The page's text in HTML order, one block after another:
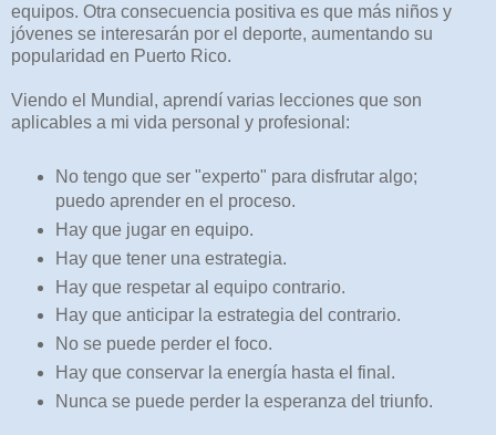
equipos. Otra consecuencia positiva es que más niños y
jóvenes se interesarán por el deporte, aumentando su
popularidad en Puerto Rico.
Viendo el Mundial, aprendí varias lecciones que son
aplicables a mi vida personal y profesional:
No tengo que ser "experto" para disfrutar algo;
puedo aprender en el proceso.
Hay que jugar en equipo.
Hay que tener una estrategia.
Hay que respetar al equipo contrario.
Hay que anticipar la estrategia del contrario.
No se puede perder el foco.
Hay que conservar la energía hasta el final.
Nunca se puede perder la esperanza del triunfo.